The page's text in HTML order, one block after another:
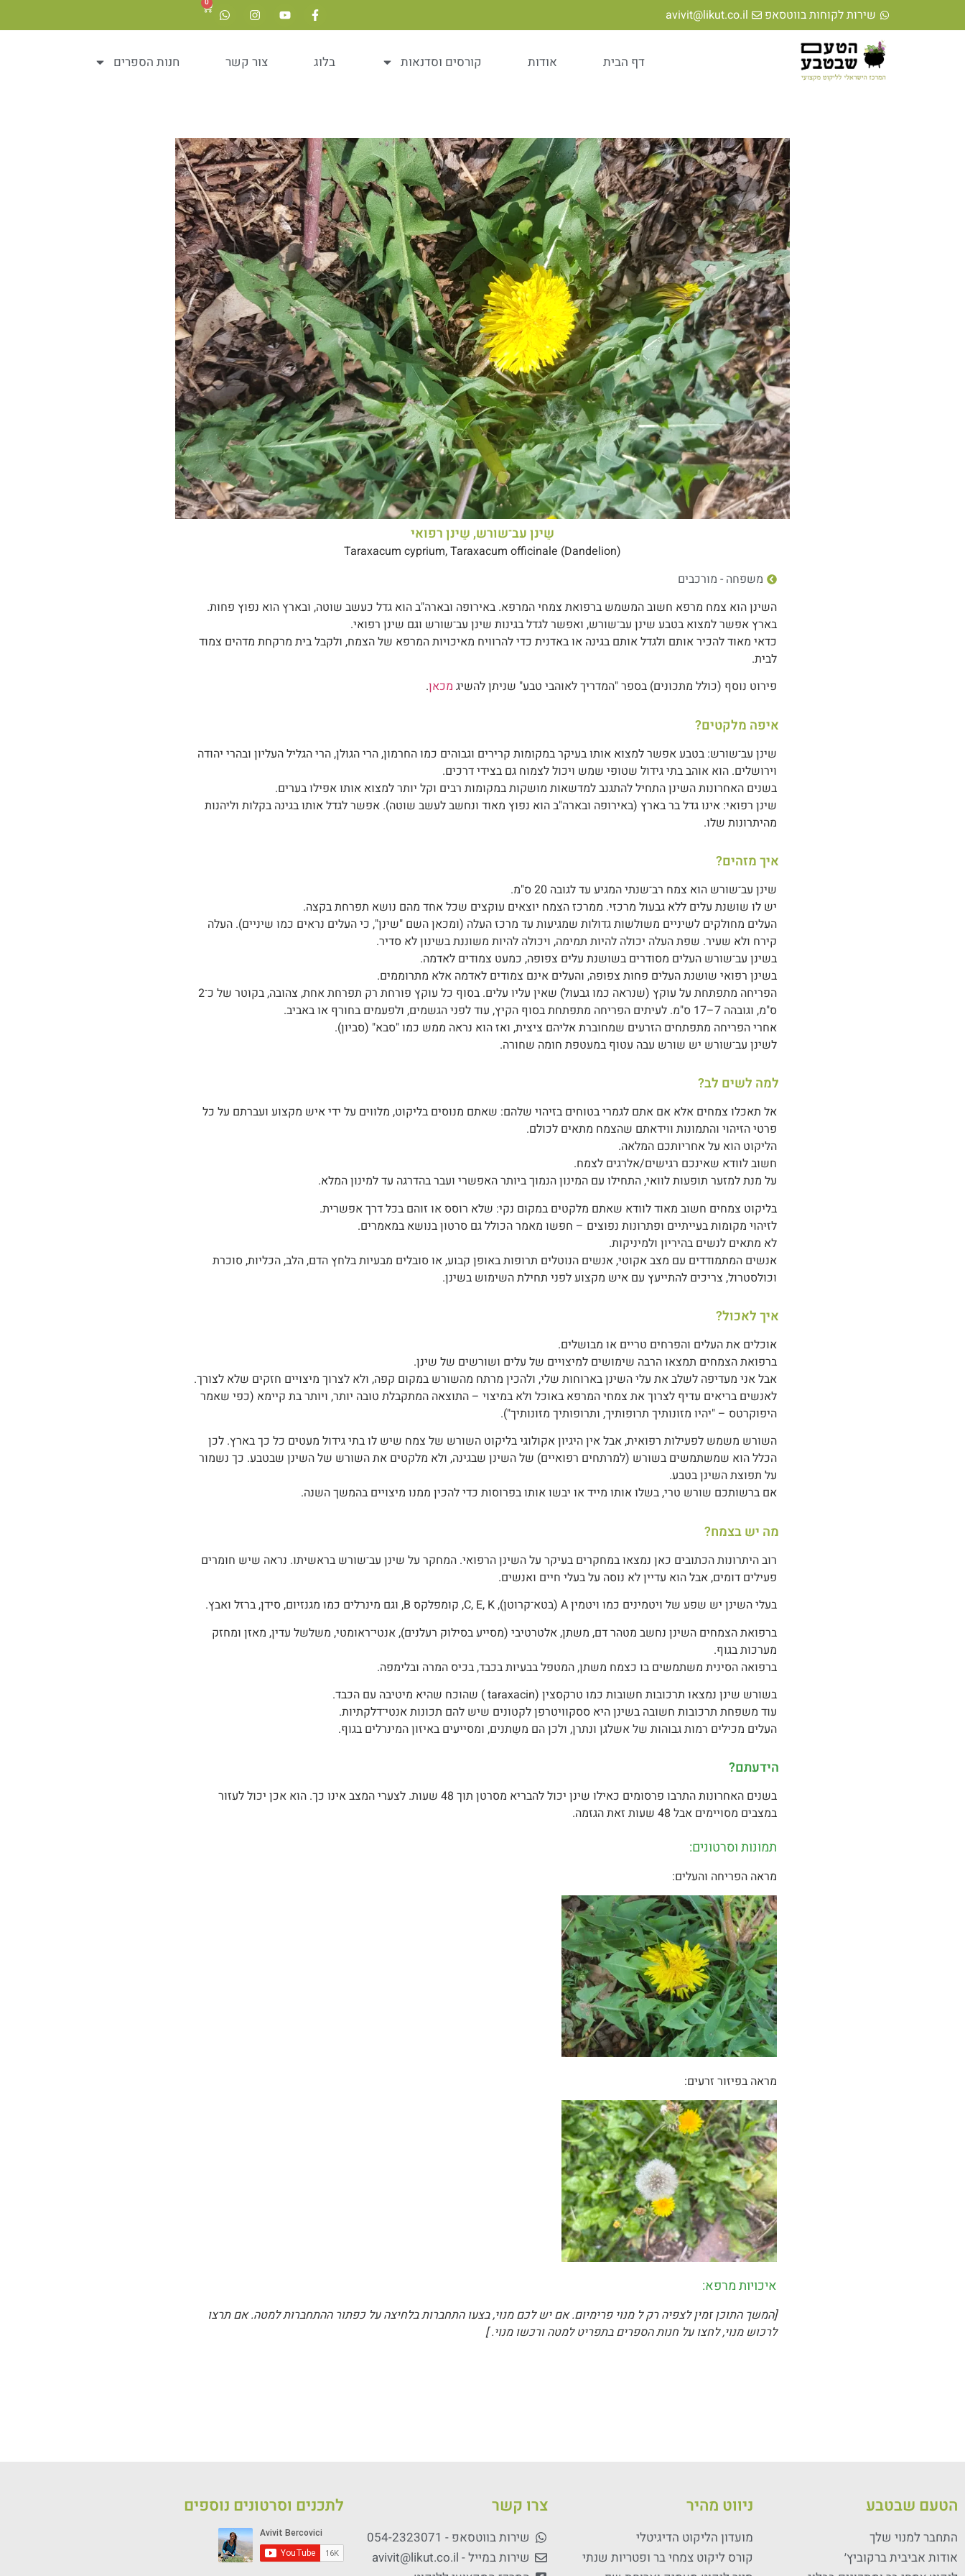
שירות לקוחות בווטסאפ avivit@likut.co.il
0
דף הבית אודות קורסים וסדנאות בלוג צור קשר חנות הספרים
שֵינן עב־שורש, שֵינן רפואי
Taraxacum cyprium, Taraxacum officinale (Dandelion)
משפחה - מורכבים
השינן הוא צמח מרפא חשוב המשמש ברפואת צמחי המרפא. באירופה ובארה"ב הוא גדל כעשב שוטה, ובארץ הוא נפוץ פחות.
בארץ אפשר למצוא בטבע שינן עב־שורש, ואפשר לגדל בגינות שינן עב־שורש וגם שינן רפואי.
כדאי מאוד להכיר אותם ולגדל אותם בגינה או באדנית כדי להרוויח מאיכויות המרפא של הצמח, ולקבל בית מרקחת מדהים צמוד
לבית.
פירוט נוסף (כולל מתכונים) בספר "המדריך לאוהבי טבע" שניתן להשיג מכאן.
איפה מלקטים?
שינן עב־שורש: בטבע אפשר למצוא אותו בעיקר במקומות קרירים וגבוהים כמו החרמון, הרי הגולן, הרי הגליל העליון ובהרי יהודה
וירושלים. הוא אוהב בתי גידול שטופי שמש ויכול לצמוח גם בצידי דרכים.
בשנים האחרונות השינן התחיל להתגנב למדשאות מושקות במקומות רבים וקל יותר למצוא אותו אפילו בערים.
שינן רפואי: אינו גדל בר בארץ (באירופה ובארה"ב הוא נפוץ מאוד ונחשב לעשב שוטה). אפשר לגדל אותו בגינה בקלות וליהנות
מהיתרונות שלו.
איך מזהים?
שינן עב־שורש הוא צמח רב־שנתי המגיע עד לגובה 20 ס"מ.
יש לו שושנת עלים ללא גבעול מרכזי. ממרכז הצמח יוצאים עוקצים שכל אחד מהם נושא תפרחת בקצה.
העלים מחולקים לשיניים משולשות גדולות שמגיעות עד מרכז העלה (ומכאן השם "שינן", כי העלים נראים כמו שיניים). העלה
קירח ולא שעיר. שפת העלה יכולה להיות תמימה, ויכולה להיות משוננת בשינון לא סדיר.
בשינן עב־שורש העלים מסודרים בשושנת עלים צפופה, כמעט צמודים לאדמה.
בשינן רפואי שושנת העלים פחות צפופה, והעלים אינם צמודים לאדמה אלא מתרוממים.
הפריחה מתפתחת על עוקץ (שנראה כמו גבעול) שאין עליו עלים. בסוף כל עוקץ פורחת רק תפרחת אחת, צהובה, בקוטר של כ־2
ס"מ, וגובהה 7–17 ס"מ. לעיתים הפריחה מתפתחת בסוף הקיץ, עוד לפני הגשמים, ולפעמים בחורף או באביב.
אחרי הפריחה מתפתחים הזרעים שמחוברת אליהם ציצית, ואז הוא נראה ממש כמו "סבא" (סביון).
לשינן עב־שורש יש שורש עבה עטוף במעטפת חומה שחורה.
למה לשים לב?
אל תאכלו צמחים אלא אם אתם לגמרי בטוחים בזיהוי שלהם: שאתם מנוסים בליקוט, מלווים על ידי איש מקצוע ועברתם על כל
פרטי הזיהוי והתמונות ווידאתם שהצמח מתאים לכולם.
הליקוט הוא על אחריותכם המלאה.
חשוב לוודא שאינכם רגישים/אלרגים לצמח.
על מנת למזער תופעות לוואי, התחילו עם המינון הנמוך ביותר האפשרי ועבר בהדרגה עד למינון המלא.
בליקוט צמחים חשוב מאוד לוודא שאתם מלקטים במקום נקי: שלא רוסס או זוהם בכל דרך אפשרית.
לזיהוי מקומות בעייתיים ופתרונות נפוצים – חפשו מאמר הכולל גם סרטון בנושא במאמרים.
לא מתאים לנשים בהיריון ולמיניקות.
אנשים המתמודדים עם מצב אקוטי, אנשים הנוטלים תרופות באופן קבוע, או סובלים מבעיות בלחץ הדם, הלב, הכליות, סוכרת
וכולסטרול, צריכים להתייעץ עם איש מקצוע לפני תחילת השימוש בשינן.
איך לאכול?
אוכלים את העלים והפרחים טריים או מבושלים.
ברפואת הצמחים תמצאו הרבה שימושים למיצויים של עלים ושורשים של שינן.
אבל אני מעדיפה לשלב את עלי השינן בארוחות שלי, ולהכין מרתח מהשורש במקום קפה, ולא לצרוך מיצויים חזקים שלא לצורך.
לאנשים בריאים עדיף לצרוך את צמחי המרפא באוכל ולא במיצוי – התוצאה המתקבלת טובה יותר, ויותר בת קיימא (כפי שאמר
היפוקרטס – "יהיו מזונותיך תרופותיך, ותרופותיך מזונותיך").
השורש משמש לפעילות רפואית, אבל אין היגיון אקולוגי בליקוט השורש של צמח שיש לו בתי גידול מעטים כל כך בארץ. לכן
הכלל הוא שמשתמשים בשורש (למרתחים רפואיים) של השינן שבגינה, ולא מלקטים את השורש של השינן שבטבע. כך נשמור
על תפוצת השינן בטבע.
אם ברשותכם שורש טרי, בשלו אותו מייד או יבשו אותו בפרוסות כדי להכין ממנו מיצויים בהמשך השנה.
מה יש בצמח?
רוב היתרונות הכתובים כאן נמצאו במחקרים בעיקר על השינן הרפואי. המחקר על שינן עב־שורש בראשיתו. נראה שיש חומרים
פעילים דומים, אבל הוא עדיין לא נוסה על בעלי חיים ואנשים.
בעלי השינן יש שפע של ויטמינים כמו ויטמין A (בטא־קרוטן), C, E, K, קומפלקס B, וגם מינרלים כמו מגנזיום, סידן, ברזל ואבץ.
ברפואת הצמחים השינן נחשב מטהר דם, משתן, אלטרטיבי (מסייע בסילוק רעלנים), אנטי־ראומטי, משלשל עדין, מאזן ומחזק
מערכות בגוף.
ברפואה הסינית משתמשים בו כצמח משתן, המטפל בבעיות בכבד, בכיס המרה ובלימפה.
בשורש שינן נמצאו תרכובות חשובות כמו טרקסצין (taraxacin ) שהוכח שהיא מיטיבה עם הכבד.
עוד משפחת תרכובות חשובה בשינן היא ססקוויטרפן לקטונים שיש להם תכונות אנטי־דלקתיות.
העלים מכילים רמות גבוהות של אשלגן ונתרן, ולכן הם משַתנים, ומסייעים באיזון המינרלים בגוף.
הידעתם?
בשנים האחרונות התרבו פרסומים כאילו שינן יכול להבריא מסרטן תוך 48 שעות. לצערי המצב אינו כך. הוא אכן יכול לעזור
במצבים מסויימים אבל 48 שעות זאת הגזמה.
תמונות וסרטונים:
מראה הפריחה והעלים:
מראה בפיזור זרעים:
איכויות מרפא:
[המשך התוכן זמין לצפיה רק ל מנוי פרימיום. אם יש לכם מנוי, בצעו התחברות בלחיצה על כפתור ההתחברות למטה. אם תרצו
לרכוש מנוי, לחצו על חנות הספרים בתפריט למטה ורכשו מנוי. ]
הטעם שבטבע
התחבר למנוי שלך
אודות אביבית ברקוביץ׳
ניווט מהיר
מועדון הליקוט הדיגיטלי
קורס ליקוט צמחי בר ופטריות שנתי
צרו קשר
שירות בווטסאפ - 054-2323071
שירות במייל - avivit@likut.co.il
לתכנים וסרטונים נוספים